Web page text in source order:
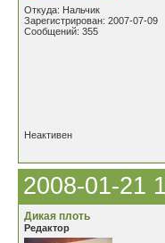
Откуда: Нальчик
Зарегистрирован: 2007-07-09
Сообщений: 355
Неактивен
2008-01-21
Дикая плоть
Редактор